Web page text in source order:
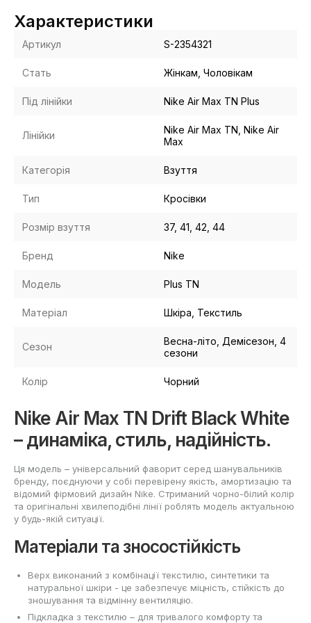
Характеристики
Артикул S-2354321
Стать Жінкам, Чоловікам
Під лінійки Nike Air Max TN Plus
Лінійки
Nike Air Max TN, Nike Air
Max
Категорія Взуття
Тип Кросівки
Розмір взуття 37, 41, 42, 44
Бренд Nike
Модель Plus TN
Матеріал Шкіра, Текстиль
Сезон
Весна-літо, Демісезон, 4
сезони
Колір Чорний
Nike Air Max TN Drift Black White
– динаміка, стиль, надійність.
Ця модель – універсальний фаворит серед шанувальників
бренду, поєднуючи у собі перевірену якість, амортизацію та
відомий фірмовий дизайн Nike. Стриманий чорно-білий колір
та оригінальні хвилеподібні лінії роблять модель актуальною
у будь-якій ситуації.
Матеріали та зносостійкість
Верх виконаний з комбінації текстилю, синтетики та
натуральної шкіри - це забезпечує міцність, стійкість до
зношування та відмінну вентиляцію.
Підкладка з текстилю – для тривалого комфорту та